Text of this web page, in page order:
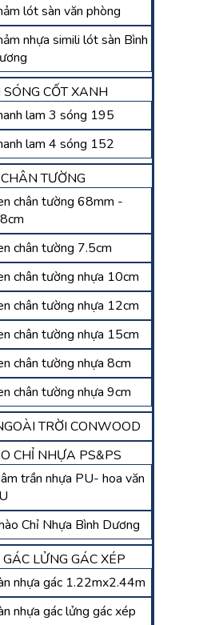
lót sàn văn phòng
nhựa simili lót sàn Bình
CỐT XANH
lam 3 sóng 195
lam 4 sóng 152
TƯỜNG
chân tường 68mm -
chân tường 7.5cm
chân tường nhựa 10cm
chân tường nhựa 12cm
chân tường nhựa 15cm
chân tường nhựa 8cm
chân tường nhựa 9cm
TRỜI CONWOOD
CHỈ NHỰA PS&PS
trần nhựa PU- hoa văn
Chỉ Nhựa Bình Dương
LỬNG GÁC XÉP
nhựa gác 1.22mx2.44m
nhựa gác lửng gác xép